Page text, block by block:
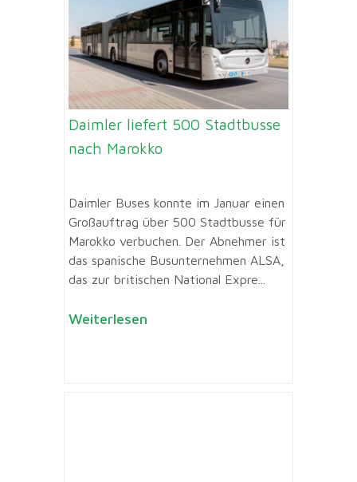
Daimler liefert 500 Stadtbusse
nach Marokko
Daimler Buses konnte im Januar einen
Großauftrag über 500 Stadtbusse für
Marokko verbuchen. Der Abnehmer ist
das spanische Busunternehmen ALSA,
das zur britischen National Expre...
Weiterlesen